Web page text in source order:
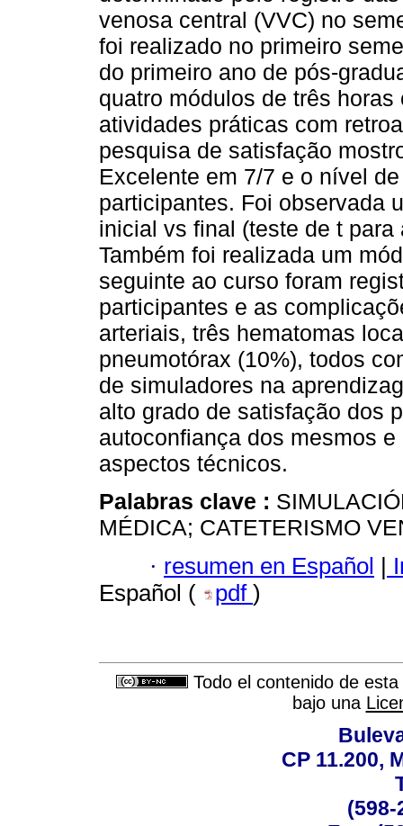
venosa central (VVC) no
foi realizado no primeiro
do primeiro ano de pós-
quatro módulos de três
atividades práticas com
pesquisa de satisfação
Excelente em 7/7 e o nível
participantes. Foi observada
inicial vs final (teste de t
Também foi realizada um
seguinte ao curso foram
participantes e as
arteriais, três hematomas
pneumotórax (10%), todos
de simuladores na
alto grado de satisfação dos
autoconfiança dos mesmos
aspectos técnicos.
Palabras clave :
MÉDICA; CATETERISMO
· resumen en Español |
Español (
pdf )
Todo el contenido de
bajo una
CP 11.200,
(598-